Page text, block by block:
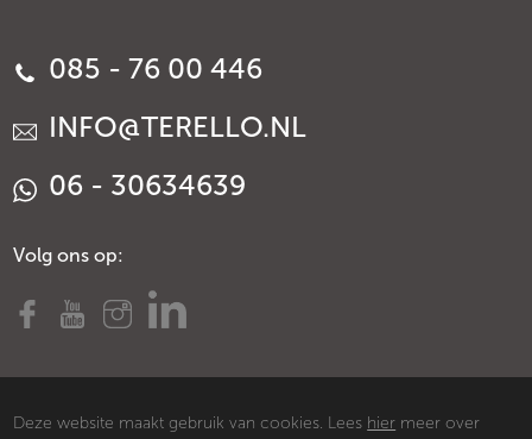
085 - 76 00 446
INFO@TERELLO.NL
06 - 30634639
Volg ons op:
Deze website maakt gebruik van cookies. Lees hier meer over